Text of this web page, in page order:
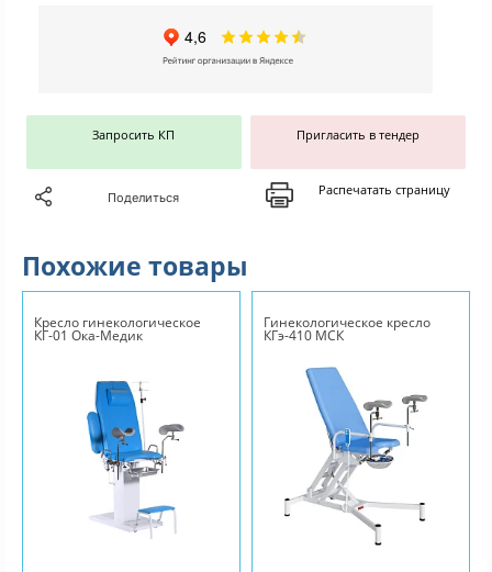
Запросить КП Пригласить в тендер
Поделиться Распечатать страницу
Похожие товары
Кресло гинекологическое
КГ-01 Ока-Медик
Гинекологическое кресло
КГэ-410 МСК